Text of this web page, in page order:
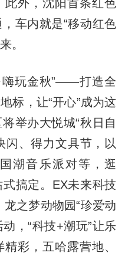
此外，沈阳首条红色
车内就是“移动红色
。
玩金秋”——打造全
标，让“开心”成为这
举办大悦城“秋日自
闪、得力文具节，以
潮音乐派对等，逛
搞定。EX未来科技
龙之梦动物园“珍爱动
，“科技+潮玩”让乐
彩，五哈露营地、